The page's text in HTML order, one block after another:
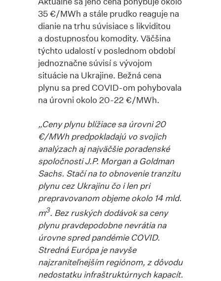
35 €/MWh a stále prudko reaguje na
dianie na trhu súvisiace s likviditou
a dostupnosťou komodity. Väčšina
týchto udalostí v poslednom období
jednoznačne súvisí s vývojom
situácie na Ukrajine. Bežná cena
plynu sa pred COVID-om pohybovala
na úrovni okolo 20-22 €/MWh.
„Ceny plynu blížiace sa úrovni 20
€/MWh predpokladajú vo svojich
analýzach aj najväčšie poradenské
spoločnosti J.P. Morgan a Goldman
Sachs. Stačí na to obnovenie tranzitu
plynu cez Ukrajinu čo i len pri
prepravovanom objeme okolo 14 mld.
m3. Bez ruských dodávok sa ceny
plynu pravdepodobne nevrátia na
úrovne spred pandémie COVID.
Stredná Európa je navyše
najzraniteľnejším regiónom, z dôvodu
nedostatku infraštruktúrnych kapacít.